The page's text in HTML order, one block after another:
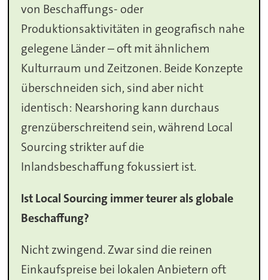
von Beschaffungs- oder
Produktionsaktivitäten in geografisch nahe
gelegene Länder – oft mit ähnlichem
Kulturraum und Zeitzonen. Beide Konzepte
überschneiden sich, sind aber nicht
identisch: Nearshoring kann durchaus
grenzüberschreitend sein, während Local
Sourcing strikter auf die
Inlandsbeschaffung fokussiert ist.
Ist Local Sourcing immer teurer als globale
Beschaffung?
Nicht zwingend. Zwar sind die reinen
Einkaufspreise bei lokalen Anbietern oft